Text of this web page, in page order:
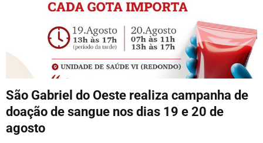
P
o
s
São Gabriel do Oeste realiza campanha de
doação de sangue nos dias 19 e 20 de
agosto